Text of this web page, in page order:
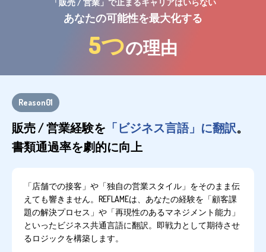
「販売 / 営業」で止まるキャリアはいらない
あなたの可能性を最大化する
5つの理由
Reason01
販売 / 営業経験を 「ビジネス言語」に翻訳。
書類通過率を劇的に向上
「店舗での接客」や「独自の営業スタイル」をそのまま伝
えても響きません。REFLAMEは、あなたの経験を「顧客課
題の解決プロセス」や「再現性のあるマネジメント能力」
といったビジネス共通言語に翻訳。即戦力として期待させ
るロジックを構築します。